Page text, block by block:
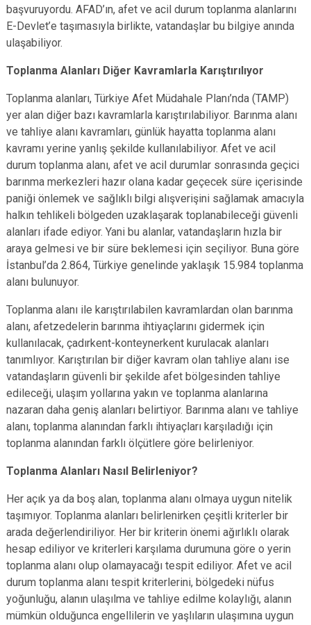
başvuruyordu. AFAD’ın, afet ve acil durum toplanma alanlarını
E-Devlet’e taşımasıyla birlikte, vatandaşlar bu bilgiye anında
ulaşabiliyor.
Toplanma Alanları Diğer Kavramlarla Karıştırılıyor
Toplanma alanları, Türkiye Afet Müdahale Planı’nda (TAMP)
yer alan diğer bazı kavramlarla karıştırılabiliyor. Barınma alanı
ve tahliye alanı kavramları, günlük hayatta toplanma alanı
kavramı yerine yanlış şekilde kullanılabiliyor. Afet ve acil
durum toplanma alanı, afet ve acil durumlar sonrasında geçici
barınma merkezleri hazır olana kadar geçecek süre içerisinde
paniği önlemek ve sağlıklı bilgi alışverişini sağlamak amacıyla
halkın tehlikeli bölgeden uzaklaşarak toplanabileceği güvenli
alanları ifade ediyor. Yani bu alanlar, vatandaşların hızla bir
araya gelmesi ve bir süre beklemesi için seçiliyor. Buna göre
İstanbul’da 2.864, Türkiye genelinde yaklaşık 15.984 toplanma
alanı bulunuyor.
Toplanma alanı ile karıştırılabilen kavramlardan olan barınma
alanı, afetzedelerin barınma ihtiyaçlarını gidermek için
kullanılacak, çadırkent-konteynerkent kurulacak alanları
tanımlıyor. Karıştırılan bir diğer kavram olan tahliye alanı ise
vatandaşların güvenli bir şekilde afet bölgesinden tahliye
edileceği, ulaşım yollarına yakın ve toplanma alanlarına
nazaran daha geniş alanları belirtiyor. Barınma alanı ve tahliye
alanı, toplanma alanından farklı ihtiyaçları karşıladığı için
toplanma alanından farklı ölçütlere göre belirleniyor.
Toplanma Alanları Nasıl Belirleniyor?
Her açık ya da boş alan, toplanma alanı olmaya uygun nitelik
taşımıyor. Toplanma alanları belirlenirken çeşitli kriterler bir
arada değerlendiriliyor. Her bir kriterin önemi ağırlıklı olarak
hesap ediliyor ve kriterleri karşılama durumuna göre o yerin
toplanma alanı olup olamayacağı tespit ediliyor. Afet ve acil
durum toplanma alanı tespit kriterlerini, bölgedeki nüfus
yoğunluğu, alanın ulaşılma ve tahliye edilme kolaylığı, alanın
mümkün olduğunca engellilerin ve yaşlıların ulaşımına uygun